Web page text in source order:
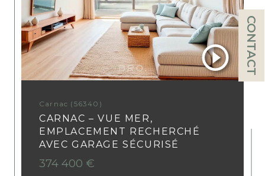
CONTACT
Carnac (56340)
CARNAC – VUE MER,
EMPLACEMENT RECHERCHÉ
AVEC GARAGE SÉCURISÉ
374 400 €